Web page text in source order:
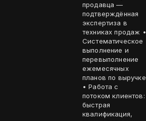
продавца —
подтверждённая
экспертиза в
техниках продаж •
Систематическое
выполнение и
перевыполнение
ежемесячных
планов по выручке
• Работа с
потоком клиентов:
быстрая
квалификация,